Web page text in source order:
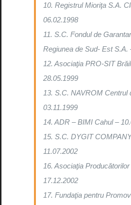
10. Registrul Mioriţa S.A.
06.02.1998
11. S.C. Fondul de
Regiunea de Sud- Est S.A.
12. Asociaţia PRO-SIT
28.05.1999
13. S.C. NAVROM Centrul
03.11.1999
14. ADR – BIMI Cahul –
15. S.C. DYGIT
11.07.2002
16. Asociaţia
17.12.2002
17. Fundaţia pentru